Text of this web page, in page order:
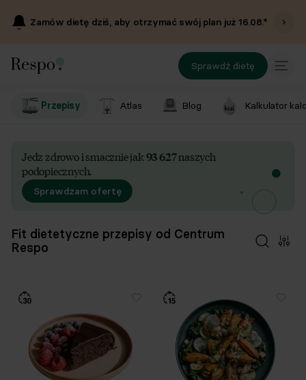
Zamów dietę dziś, aby otrzymać swój plan już16.08.*
Przepisy Atlas Blog Kalkulator
Sprawdź dietę
Jedz zdrowo i smacznie jak93 627naszych
podopiecznych.
Sprawdzam ofertę
Fit dietetyczne przepisy od Centrum
Respo